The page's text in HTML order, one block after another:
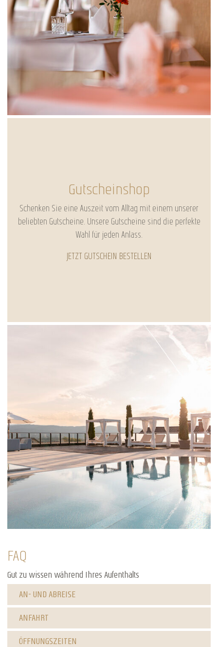
Gutscheinshop
Schenken Sie eine Auszeit vom Alltag mit einem unserer
beliebten Gutscheine. Unsere Gutscheine sind die perfekte
Wahl für jeden Anlass.
JETZT GUTSCHEIN BESTELLEN
FAQ
Gut zu wissen während Ihres Aufenthalts
AN- UND ABREISE
ANFAHRT
ÖFFNUNGSZEITEN